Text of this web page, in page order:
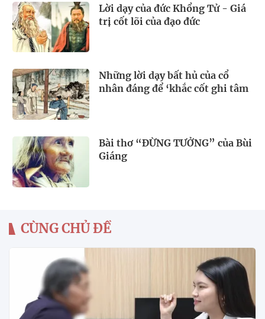
Lời dạy của đức Khổng Tử - Giá
trị cốt lõi của đạo đức
Những lời dạy bất hủ của cổ
nhân đáng để ‘khắc cốt ghi tâm
Bài thơ “ĐỪNG TƯỞNG” của Bùi
Giáng
CÙNG CHỦ ĐỀ